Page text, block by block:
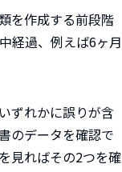
を作成する前段階
経過、例えば6ヶ月
ずれかに誤りが含
のデータを確認で
見ればその2つを確